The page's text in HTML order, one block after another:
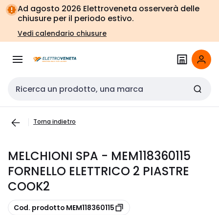
Vai alla
navigazione
Vai
alla
pagina
Ad agosto 2026 Elettroveneta osserverà delle
chiusure per il periodo estivo.
Vedi calendario chiusure
Cerca input
Torna indietro
MELCHIONI SPA - MEM118360115
FORNELLO ELETTRICO 2 PIASTRE
COOK2
copia
Cod. prodotto MEM118360115